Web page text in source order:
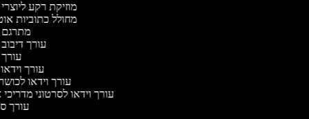
מוזיקת רקע
מחולל כתוביות
עורך
עורך
עורך וידאו
עורך וידאו לסרטוני
עורך